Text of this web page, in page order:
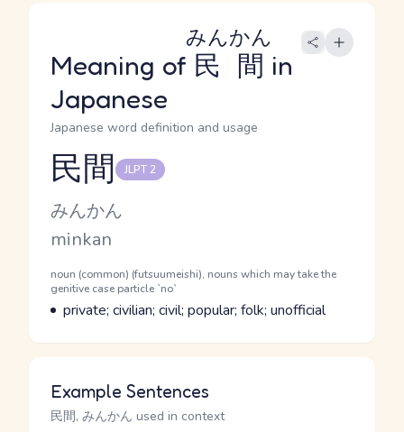
Meaning of 民間
みんかん
in
Japanese
Japanese word definition and usage
Reading and JLPT level
民間 JLPT 2
Kana Reading
みんかん
Romaji
minkan
Word Senses
Parts of speech
noun (common) (futsuumeishi), nouns which may take the
genitive case particle `no`
Meaning
private; civilian; civil; popular; folk; unofficial
Example Sentences
民間, みんかん used in context